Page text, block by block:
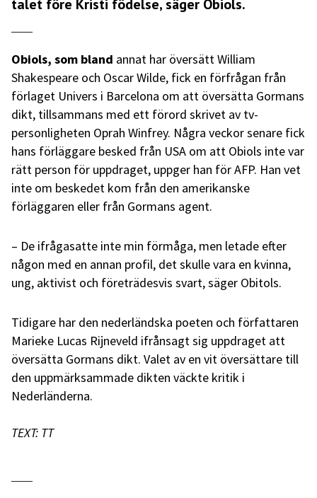
talet före Kristi födelse, säger Obiols.
Obiols, som bland annat har översätt William
Shakespeare och Oscar Wilde, fick en förfrågan från
förlaget Univers i Barcelona om att översätta Gormans
dikt, tillsammans med ett förord skrivet av tv-
personligheten Oprah Winfrey. Några veckor senare fick
hans förläggare besked från USA om att Obiols inte var
rätt person för uppdraget, uppger han för AFP. Han vet
inte om beskedet kom från den amerikanske
förläggaren eller från Gormans agent.
– De ifrågasatte inte min förmåga, men letade efter
någon med en annan profil, det skulle vara en kvinna,
ung, aktivist och företrädesvis svart, säger Obitols.
Tidigare har den nederländska poeten och författaren
Marieke Lucas Rijneveld ifrånsagt sig uppdraget att
översätta Gormans dikt. Valet av en vit översättare till
den uppmärksammade dikten väckte kritik i
Nederländerna.
TEXT: TT